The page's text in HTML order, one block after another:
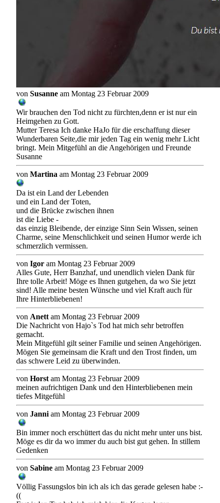
von Susanne am Montag 23 Februar 2009
Wir brauchen den Tod nicht zu fürchten,denn er ist nur ein
Heimgehen zu Gott.
Mutter Teresa Ich danke HaJo für die erschaffung dieser
Wunderbaren Seite,die mir jeden Tag ein wenig mehr Licht
bringt. Mein Mitgefühl an die Angehörigen und Freunde
Susanne
von Martina am Montag 23 Februar 2009
Da ist ein Land der Lebenden
und ein Land der Toten,
und die Brücke zwischen ihnen
ist die Liebe -
das einzig Bleibende, der einzige Sinn Sein Wissen, seinen
Charme, seine Menschlichkeit und seinen Humor werde ich
schmerzlich vermissen.
von Igor am Montag 23 Februar 2009
Alles Gute, Herr Banzhaf, und unendlich vielen Dank für
Ihre tolle Arbeit! Möge es Ihnen gutgehen, da wo Sie jetzt
sind! Alle meine besten Wünsche und viel Kraft auch für
Ihre Hinterbliebenen!
von Anett am Montag 23 Februar 2009
Die Nachricht von Hajo`s Tod hat mich sehr betroffen
gemacht.
Mein Mitgefühl gilt seiner Familie und seinen Angehörigen.
Mögen Sie gemeinsam die Kraft und den Trost finden, um
das schwere Leid zu überwinden.
von Horst am Montag 23 Februar 2009
meinen aufrichtigen Dank und den Hinterbliebenen mein
tiefes Mitgefühl
von Janni am Montag 23 Februar 2009
Bin immer noch erschüttert das du nicht mehr unter uns bist.
Möge es dir da wo immer du auch bist gut gehen. In stillem
Gedenken
von Sabine am Montag 23 Februar 2009
Völlig Fassungslos bin ich als ich das gerade gelesen habe :-
((